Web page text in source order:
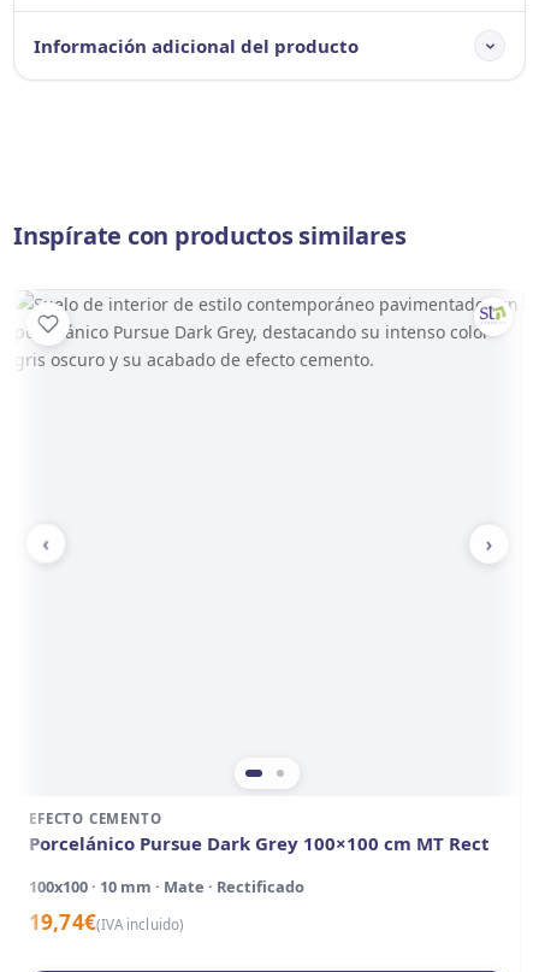
Información adicional del producto
Inspírate con productos similares
‹ ›
EFECTO CEMENTO
Porcelánico Pursue Dark Grey 100×100 cm MT Rect
100x100 · 10 mm · Mate · Rectificado
19,74€(IVA incluido)